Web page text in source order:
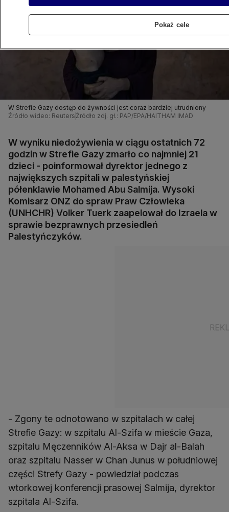
W Strefie Gazy dostęp do żywności jest coraz bardziej utrudniony
Źródło wideo: Reuters Źródło zdj. gł.: PAP/EPA/HAITHAM IMAD
W wyniku niedożywienia w ciągu ostatnich 72
godzin w Strefie Gazy zmarło co najmniej 21
dzieci - poinformował dyrektor jednego z
największych szpitali w palestyńskiej
półenklawie Mohamed Abu Salmija. Wysoki
Komisarz ONZ do spraw Praw Człowieka
(UNHCHR) Volker Tuerk zaapelował do Izraela w
sprawie bezprawnych przesiedleń
Palestyńczyków.
- Zgony te odnotowano w szpitalach w całej
Strefie Gazy: w szpitalu Al-Szifa w mieście Gaza,
szpitalu Męczenników Al-Aksa w Dajr al-Balah
oraz szpitalu Nasser w Chan Junus w południowej
części Strefy Gazy - powiedział podczas
wtorkowej konferencji prasowej Salmija, dyrektor
szpitala Al-Szifa.
Pokaż cele